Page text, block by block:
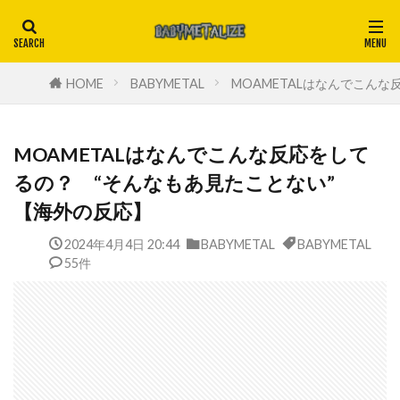
HOME BABYMETAL MOAMETALはなんでこんな
MOAMETALはなんでこんな反応をして
るの？ “そんなもあ見たことない”
【海外の反応】
2024年4月4日 20:44 BABYMETAL
BABYMETAL
55件